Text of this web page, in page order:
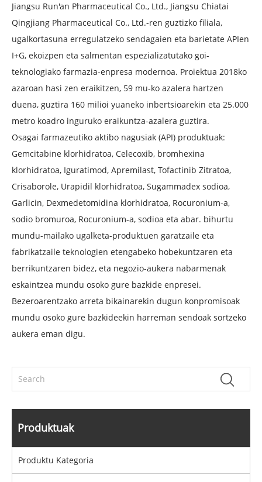
Jiangsu Run'an Pharmaceutical Co., Ltd., Jiangsu Chiatai
Qingjiang Pharmaceutical Co., Ltd.-ren guztizko filiala,
ugalkortasuna erregulatzeko sendagaien eta barietate APIen
I+G, ekoizpen eta salmentan espezializatutako goi-
teknologiako farmazia-enpresa modernoa. Proiektua 2018ko
azaroan hasi zen eraikitzen, 59 mu-ko azalera hartzen
duena, guztira 160 milioi yuaneko inbertsioarekin eta 25.000
metro koadro inguruko eraikuntza-azalera guztira.
Osagai farmazeutiko aktibo nagusiak (API) produktuak:
Gemcitabine klorhidratoa, Celecoxib, bromhexina
klorhidratoa, Iguratimod, Apremilast, Tofactinib Zitratoa,
Crisaborole, Urapidil klorhidratoa, Sugammadex sodioa,
Garlicin, Dexmedetomidina klorhidratoa, Rocuronium-a,
sodio bromuroa, Rocuronium-a, sodioa eta abar. bihurtu
mundu-mailako ugalketa-produktuen garatzaile eta
fabrikatzaile teknologien etengabeko hobekuntzaren eta
berrikuntzaren bidez, eta negozio-aukera nabarmenak
eskaintzea mundu osoko gure bazkide enpresei.
Bezeroarentzako arreta bikainarekin dugun konpromisoak
mundu osoko gure bazkideekin harreman sendoak sortzeko
aukera eman digu.
Produktuak
Produktu Kategoria